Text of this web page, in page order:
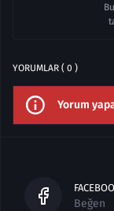
YORUMLAR ( 0 )
Yorum
Beğen